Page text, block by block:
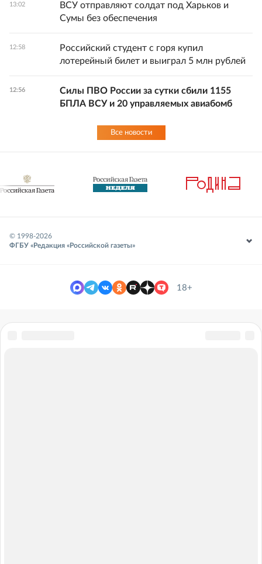
13:02
ВСУ отправляют солдат под Харьков и
Сумы без обеспечения
12:58
Российский студент с горя купил
лотерейный билет и выиграл 5 млн рублей
12:56
Силы ПВО России за сутки сбили 1155
БПЛА ВСУ и 20 управляемых авиабомб
Все новости
© 1998-2026
ФГБУ «Редакция «Российской газеты»
18+